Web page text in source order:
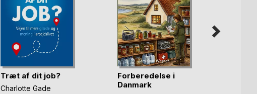
Træt af dit job?
Charlotte Gade
Forberedelse i
Danmark